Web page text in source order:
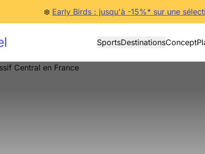
❄️ Early Birds : jusqu'à -15%* sur une
SportsDestinationsConcept